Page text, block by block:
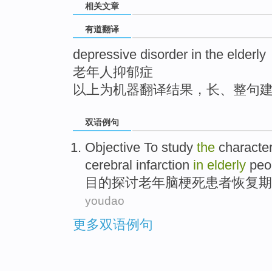
相关文章
有道翻译
depressive disorder in the elderly
老年人抑郁症
以上为机器翻译结果，长、整句
双语例句
Objective To study the
cerebral infarction in elderly
目的探讨老年脑梗死患者恢复期
youdao
更多双语例句